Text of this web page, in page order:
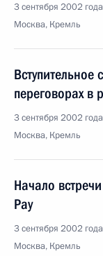
3 сентября 2002
Москва, Кремль
Вступительное
переговорах в
3 сентября 2002
Москва, Кремль
Начало
Рау
3 сентября 2002
Москва, Кремль